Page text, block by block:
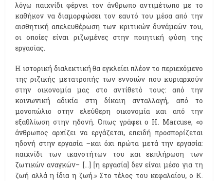
λόγω παιχνίδι φέρνει τον άνθρωπο αντιμέτωπο με το
καθήκον να διαμορφώσει τον εαυτό του μέσα από την
αισθητική απελευθέρωση των κριτικών δυνάμεών του,
οι οποίες είναι ριζωμένες στην ποιητική φύση της
εργασίας.
Η ιστορική διαλεκτική θα εγκλείει πλέον το περιεχόμενο
της ριζικής μετατροπής των εννοιών που κυριαρχούν
στην οικονομία μας στο αντίθετό τους: από την
κοινωνική αδικία στη δίκαιη ανταλλαγή, από το
μονοπώλιο στην ελεύθερη οικονομία και από την
εξαθλίωση στην ηδονή. Όπως γράφει ο Η. Μarcuse, «ο
άνθρωπος αρχίζει να εργάζεται, επειδή προσπορίζεται
ηδονή στην εργασία –και όχι πρώτα μετά την εργασία:
παιχνίδι των ικανοτήτων του και εκπλήρωση των
ζωτικών αναγκών– [...] [η εργασία] δεν είναι μέσο για τη
ζωή αλλά η ίδια η ζωή.» Στο τέλος του κεφαλαίου, ο Κ.